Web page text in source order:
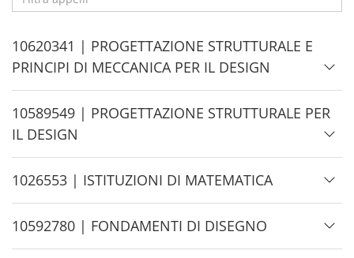
H
i
d
e
10620341 | PROGETTAZIONE STRUTTURALE E
PRINCIPI DI MECCANICA PER IL DESIGN
H
i
d
e
10589549 | PROGETTAZIONE STRUTTURALE PER
IL DESIGN
H
i
d
e
1026553 | ISTITUZIONI DI MATEMATICA
H
i
10592780 | FONDAMENTI DI DISEGNO